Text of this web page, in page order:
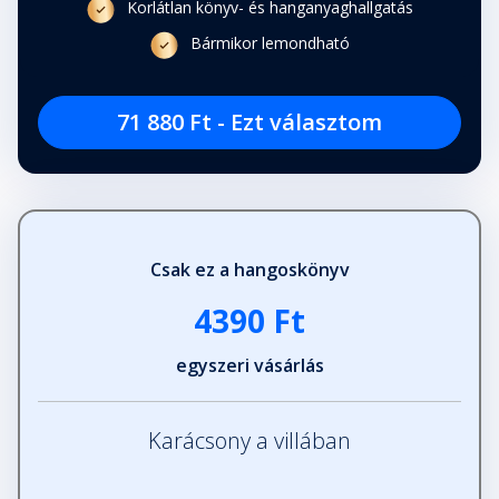
Korlátlan könyv- és hanganyaghallgatás
Bármikor lemondható
71 880 Ft - Ezt választom
Csak ez a hangoskönyv
4390 Ft
egyszeri vásárlás
Karácsony a villában